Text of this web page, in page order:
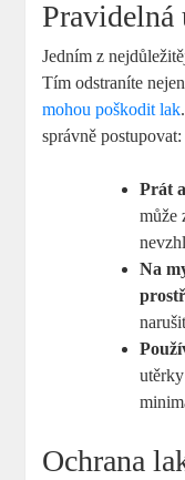
Pravidelná
Jedním z
Tím odstraníte
mohou poškodit lak
správně postupovat:
Prát
může
Na
Ochrana